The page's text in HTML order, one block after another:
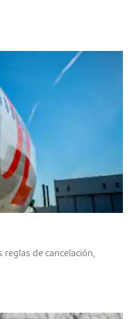
de cancelación,